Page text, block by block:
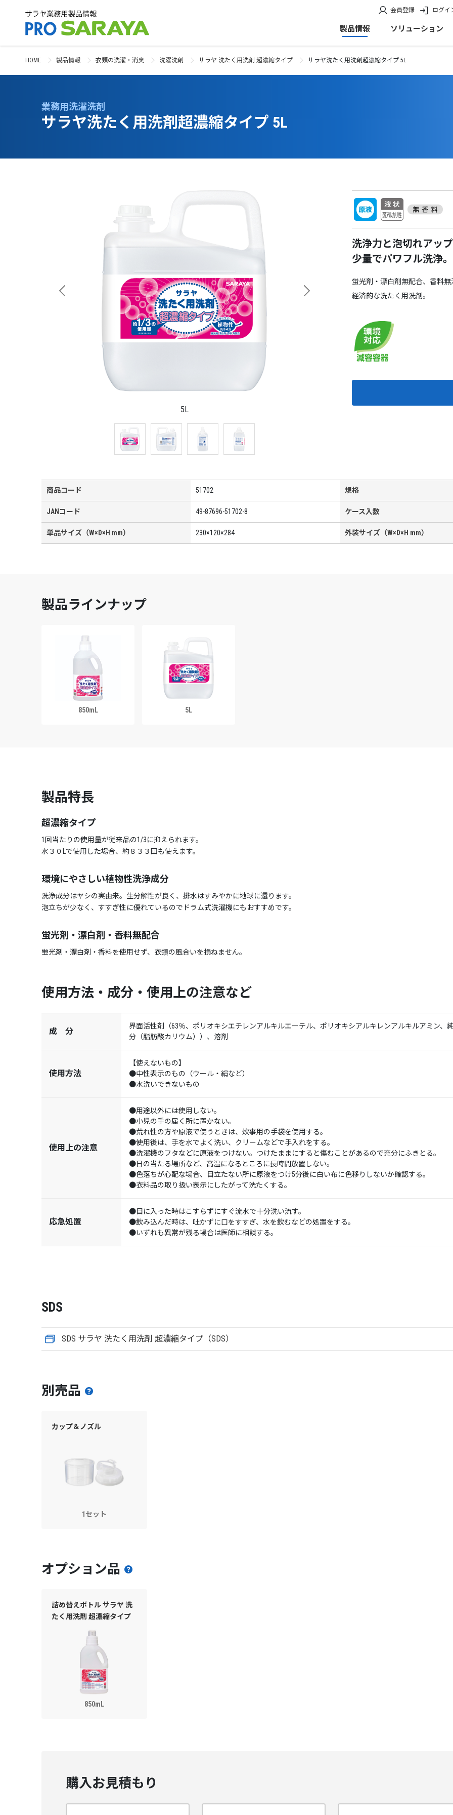
会員登録 ログイ
製品情報 ソリューション
HOME 製品情報 衣類の洗濯・消臭 洗濯洗剤 サラヤ 洗たく用洗剤 超濃縮タイプ サラヤ洗たく用洗剤超濃縮タイプ 5L
業務用洗濯洗剤
サラヤ洗たく用洗剤超濃縮タイプ 5L
Previous Next
5L
洗浄力と泡切れアップ
少量でパワフル洗浄。
蛍光剤・漂白剤無配合、香料無
経済的な洗たく用洗剤。
商品コード 51702
JANコード 49-87696-51702-8
単品サイズ（W×D×H mm） 230×120×284
規格
ケース入数
外装サイズ（W×D×H mm）
製品ラインナップ
850mL 5L
製品特長
超濃縮タイプ
1回当たりの使用量が従来品の1/3に抑えられます。
水３０Lで使用した場合、約８３３回も使えます。
環境にやさしい植物性洗浄成分
洗浄成分はヤシの実由来。生分解性が良く、排水はすみやかに地球に還ります。
泡立ちが少なく、すすぎ性に優れているのでドラム式洗濯機にもおすすめです。
蛍光剤・漂白剤・香料無配合
蛍光剤・漂白剤・香料を使用せず、衣類の風合いを損ねません。
使用方法・成分・使用上の注意など
成 分
界面活性剤（63％、ポリオキシエチレンアルキルエーテル、ポリオキシアルキレンアルキルアミン、
分（脂肪酸カリウム））、溶剤
使用方法
【使えないもの】
●中性表示のもの（ウール・絹など）
●水洗いできないもの
使用上の注意
●用途以外には使用しない。
●小児の手の届く所に置かない。
●荒れ性の方や原液で使うときは、炊事用の手袋を使用する。
●使用後は、手を水でよく洗い、クリームなどで手入れをする。
●洗濯機のフタなどに原液をつけない。つけたままにすると傷むことがあるので充分にふきとる。
●日の当たる場所など、高温になるところに長時間放置しない。
●色落ちが心配な場合、目立たない所に原液をつけ5分後に白い布に色移りしないか確認する。
●衣料品の取り扱い表示にしたがって洗たくする。
応急処置
●目に入った時はこすらずにすぐ流水で十分洗い流す。
●飲み込んだ時は、吐かずに口をすすぎ、水を飲むなどの処置をする。
●いずれも異常が残る場合は医師に相談する。
SDS
SDS サラヤ 洗たく用洗剤 超濃縮タイプ（SDS）
別売品
カップ＆ノズル
1セット
オプション品
詰め替えボトル サラヤ 洗
たく用洗剤 超濃縮タイプ
850mL
購入お見積もり